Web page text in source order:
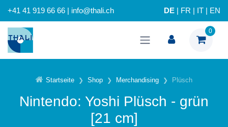
+41 41 919 66 66 | info@thali.ch DE FR IT EN
0
Startseite Shop Merchandising Plüsch
Nintendo: Yoshi Plüsch - grün
[21 cm]